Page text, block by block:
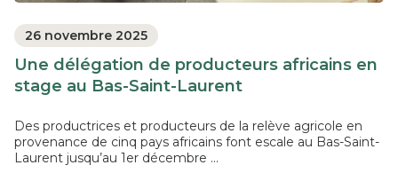
26 novembre 2025
Une délégation de producteurs africains en
stage au Bas-Saint-Laurent
Des productrices et producteurs de la relève agricole en
provenance de cinq pays africains font escale au Bas-Saint-
Laurent jusqu’au 1er décembre ...